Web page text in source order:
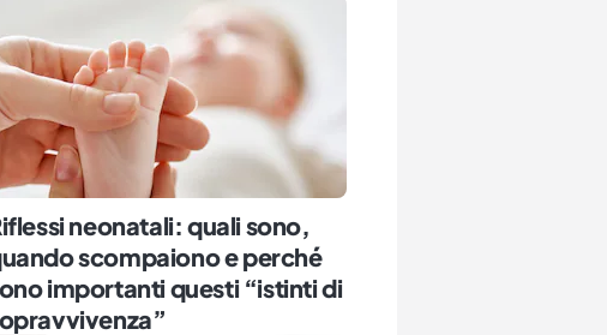
neonatali: quali sono,
scompaiono e perché
importanti questi “istinti di